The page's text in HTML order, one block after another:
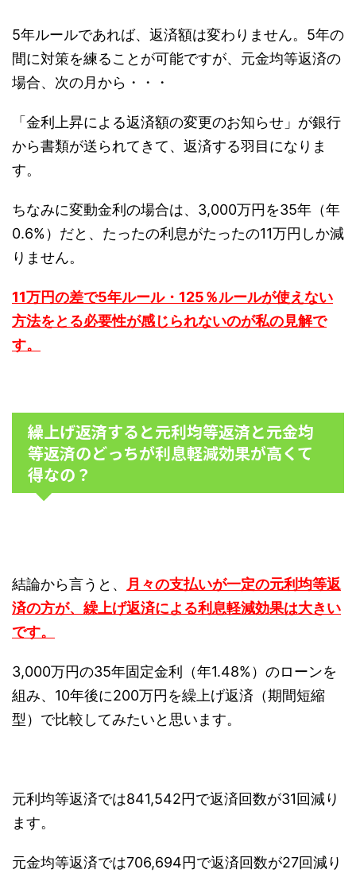
5年ルールであれば、返済額は変わりません。5年の
間に対策を練ることが可能ですが、元金均等返済の
場合、次の月から・・・
「金利上昇による返済額の変更のお知らせ」が銀行
から書類が送られてきて、返済する羽目になりま
す。
ちなみに変動金利の場合は、3,000万円を35年（年
0.6%）だと、たったの利息がたったの11万円しか減
りません。
11万円の差で5年ルール・125％ルールが使えない
方法をとる必要性が感じられないのが私の見解で
す。
繰上げ返済すると元利均等返済と元金均
等返済のどっちが利息軽減効果が高くて
得なの？
結論から言うと、
月々の支払いが一定の元利均等返
済の方が、繰上げ返済による利息軽減効果は大きい
です。
3,000万円の35年固定金利（年1.48%）のローンを
組み、10年後に200万円を繰上げ返済（期間短縮
型）で比較してみたいと思います。
元利均等返済では841,542円で返済回数が31回減り
ます。
元金均等返済では706,694円で返済回数が27回減り